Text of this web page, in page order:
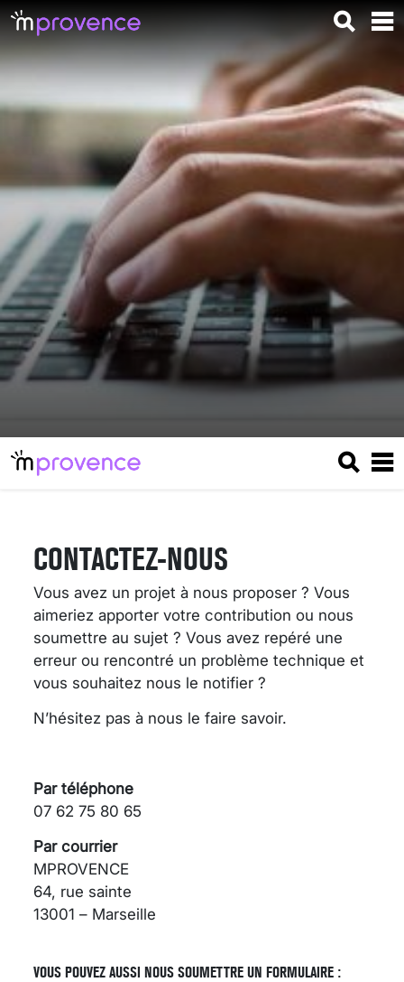
CONTACTEZ-NOUS
Vous avez un projet à nous proposer ? Vous
aimeriez apporter votre contribution ou nous
soumettre au sujet ? Vous avez repéré une
erreur ou rencontré un problème technique et
vous souhaitez nous le notifier ?
N’hésitez pas à nous le faire savoir.
Par téléphone
07 62 75 80 65
Par courrier
MPROVENCE
64, rue sainte
13001 – Marseille
VOUS POUVEZ AUSSI NOUS SOUMETTRE UN FORMULAIRE :
POUR TOUTES LES